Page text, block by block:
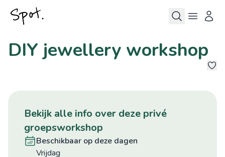
DIY jewellery workshop
bekijk alle info over deze privé
groepsworkshop
beschikbaar op deze dagen
vrijdag